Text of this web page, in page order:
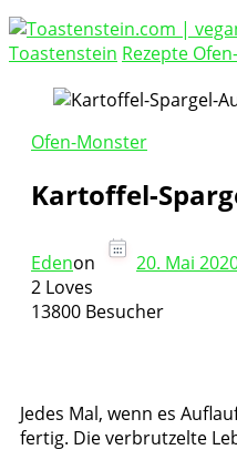
Toastenstein Rezepte
Ofen-Monster
Kartoffel-
Edenon 20. Mai
2 Loves
13800 Besucher
Jedes Mal, wenn es
fertig. Die verbrutzelte